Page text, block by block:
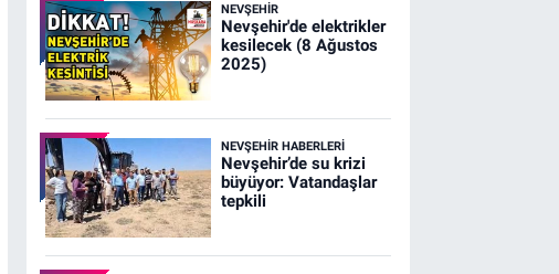
NEVŞEHIR
Nevşehir'de elektrikler
kesilecek (8 Ağustos
2025)
NEVŞEHIR HABERLERI
Nevşehir’de su krizi
büyüyor: Vatandaşlar
tepkili